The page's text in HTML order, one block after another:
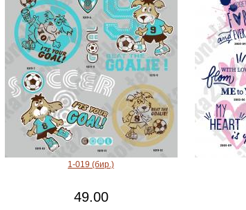
1-019 (бир.)
49.00